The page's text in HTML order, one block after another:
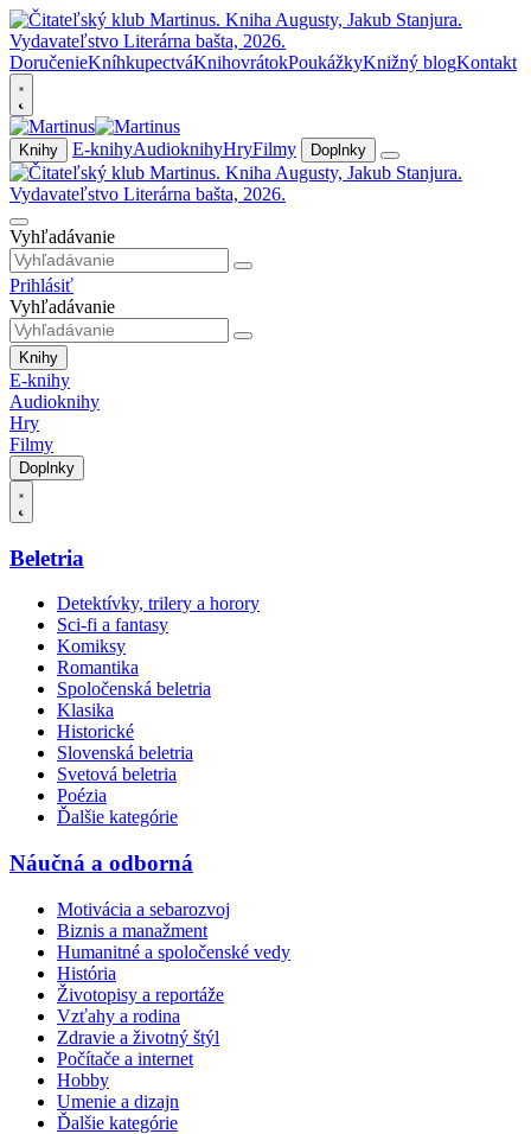
DoručenieKníhkupectváKnihovrátokPoukážkyKnižný blogKontakt
Knihy E-knihyAudioknihyHryFilmy Doplnky
Vyhľadávanie
Prihlásiť
Vyhľadávanie
Knihy
E-knihy
Audioknihy
Hry
Filmy
Doplnky
Beletria
Detektívky, trilery a horory
Sci-fi a fantasy
Komiksy
Romantika
Spoločenská beletria
Klasika
Historické
Slovenská beletria
Svetová beletria
Poézia
Ďalšie kategórie
Náučná a odborná
Motivácia a sebarozvoj
Biznis a manažment
Humanitné a spoločenské vedy
História
Životopisy a reportáže
Vzťahy a rodina
Zdravie a životný štýl
Počítače a internet
Hobby
Umenie a dizajn
Ďalšie kategórie